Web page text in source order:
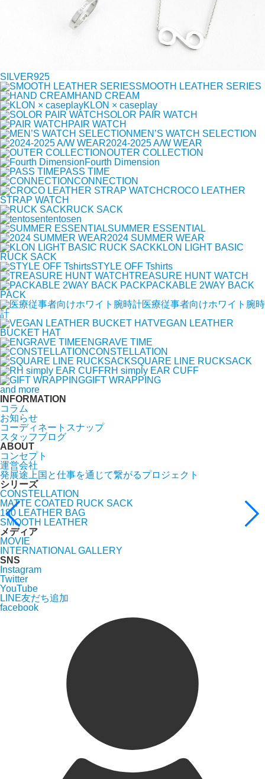
SILVER925
SMOOTH LEATHER SERIES
HAND CREAM
KLON × caseplay
SOLOR PAIR WATCH
PAIR WATCH
MEN’S WATCH SELECTION
2024-2025 A/W WEAR
OUTER COLLECTION
Fourth Dimension
PASS TIME
CONNECTION
CROCO LEATHER
STRAP WATCH
RUCK SACK
tentosen
SUMMER ESSENTIAL
2024 SUMMER WEAR
KLON LIGHT BASIC
RUCK SACK
STYLE OFF Tshirts
TREASURE HUNT WATCH
PACKABLE 2WAY BACK
PACK
医療従事者向けホワイト腕時
計
VEGAN LEATHER
BUCKET HAT
ENGRAVE TIME
CONSTELLATION
SQUARE LINE RUCKSACK
RH simply EAR CUFF
GIFT WRAPPING
and more
INFORMATION
コラム
お知らせ
コーディネートスナップ
スタッフブログ
ABOUT
コンセプト
運営会社
発展途上国と仕事を通じて繋がるプロジェクト
シリーズ
CONSTELLATION
MATTE COATED RUCK SACK
180 LEATHER BAG
SMOOTH LEATHER
メディア
MOVIE
INTERNATIONAL GALLERY
SNS
Instagram
Twitter
YouTube
LINE友だち追加
facebook